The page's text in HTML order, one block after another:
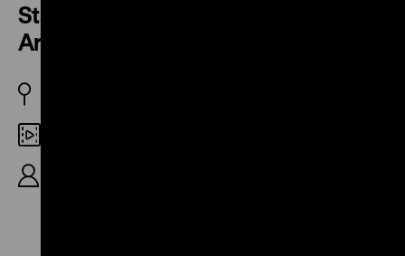
Stadtgeschichte in Stein –
Architekten in Berlin